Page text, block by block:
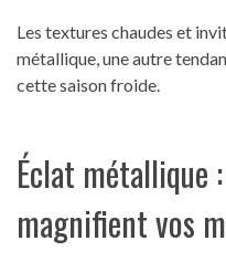
Les textures chaudes et
métallique, une autre
cette saison froide.
Éclat métallique
magnifient vos